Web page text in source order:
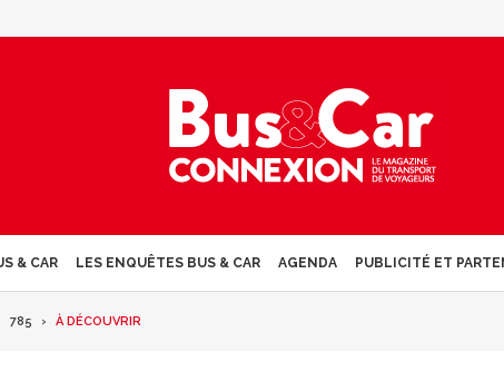
& CAR LES ENQUÊTES BUS & CAR AGENDA PUBLICITÉ ET
785 À DÉCOUVRIR